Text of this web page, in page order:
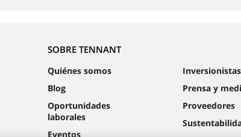
SOBRE TENNANT
Quiénes somos
Blog
Oportunidades
laborales
Eventos
Inversionistas
Prensa y
Proveedores